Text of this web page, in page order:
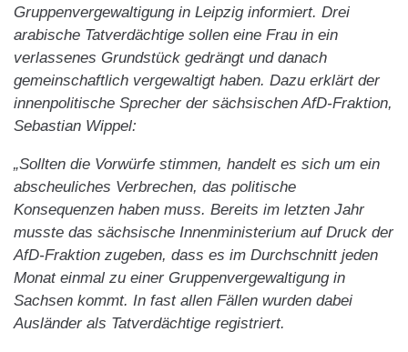
Gruppenvergewaltigung in Leipzig informiert. Drei
arabische Tatverdächtige sollen eine Frau in ein
verlassenes Grundstück gedrängt und danach
gemeinschaftlich vergewaltigt haben. Dazu erklärt der
innenpolitische Sprecher der sächsischen AfD-Fraktion,
Sebastian Wippel:
„Sollten die Vorwürfe stimmen, handelt es sich um ein
abscheuliches Verbrechen, das politische
Konsequenzen haben muss. Bereits im letzten Jahr
musste das sächsische Innenministerium auf Druck der
AfD-Fraktion zugeben, dass es im Durchschnitt jeden
Monat einmal zu einer Gruppenvergewaltigung in
Sachsen kommt. In fast allen Fällen wurden dabei
Ausländer als Tatverdächtige registriert.